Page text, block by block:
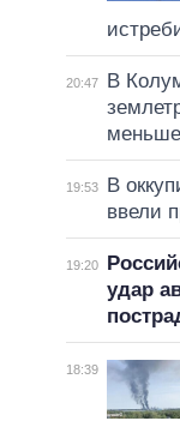
20:47
В
19:53
В
ввели
19:20
удар
18:39